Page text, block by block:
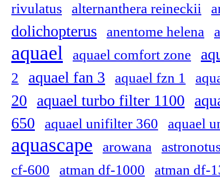
rivulatus
alternanthera reineckii
dolichopterus anentome helena
aquael aquael comfort zone
2 aquael fan 3 aquael fzn 1
20 aquael turbo filter 1100
650
aquael unifilter 360 aquael
aquascape arowana
cf-600
atman df-1000
atman df-